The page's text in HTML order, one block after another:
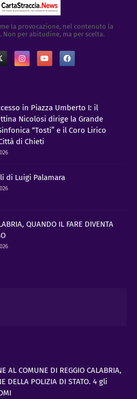
la provocazione, nel contenuto la
Non per abitudine, ma per scelta.
in Piazza Umberto I: il
Nicolosi dirige la Grande
“Tosti” e il Coro Lirico
di Chieti
di Luigi Palamara
QUANDO IL FARE DIVENTA
AL COMUNE DI REGGIO CALABRIA,
DELLA POLIZIA DI STATO. 4 gli